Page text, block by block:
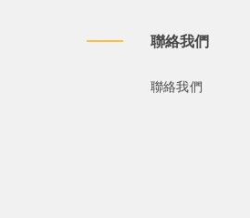
聯絡我們
聯絡我們